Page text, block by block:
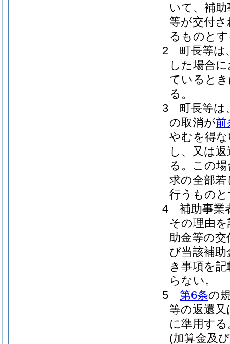
いて、補
等が交付
るものと
2
町長等は
した場合
ていると
る。
3
町長等は
の取消が前
やむを得
し、又は
る。 この
求の全部
行うもの
4
補助事業
その理由
助金等の
び当該補
き事項を
らない。
5
第6条の
等の返還
に準用する
(加算金及